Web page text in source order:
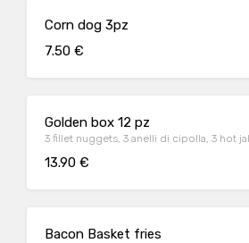
Corn dog 3pz
7.50 €
Golden box 12 pz
3 fillet nuggets, 3 anelli di cipolla, 3 hot
13.90 €
Bacon Basket fries